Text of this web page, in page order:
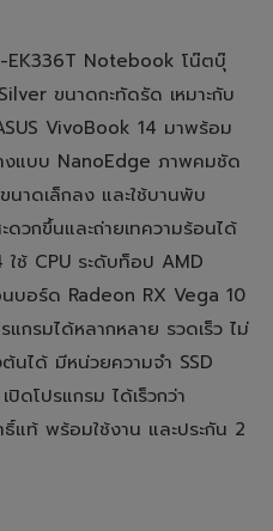
EK336T Notebook โน๊ตบุ๊
ขนาดกะทัดรัด เหมาะกับ
VivoBook 14 มาพร้อม
แบบ NanoEdge ภาพคมชัด
าดเล็กลง และใช้บานพับ
วกขึ้นและถ่ายเทความร้อนได้
ใช้ CPU ระดับท็อป AMD
บอร์ด Radeon RX Vega 10
แกรมได้หลากหลาย รวดเร็ว ไม่
นได้ มีหน่วยความจำ SSD
ปิดโปรแกรม ได้เร็วกว่า
แท้ พร้อมใช้งาน และประกัน 2